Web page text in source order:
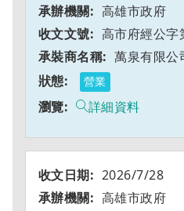
高雄市政府
高市府經公
萬泉有限公
營業
詳細資料
2026/7/28
高雄市政府